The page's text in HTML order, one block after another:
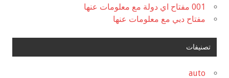
001 مفتاح اي دولة مع معلومات عنها
مفتاح دبي مع معلومات عنها
تصنيفات
auto